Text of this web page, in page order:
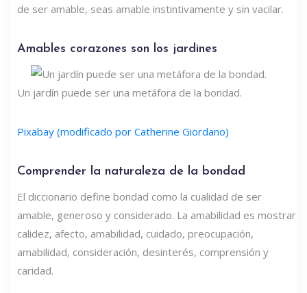
de ser amable, seas amable instintivamente y sin vacilar.
Amables corazones son los jardines
Un jardín puede ser una metáfora de la bondad.
Pixabay (modificado por Catherine Giordano)
Comprender la naturaleza de la bondad
El diccionario define bondad como la cualidad de ser
amable, generoso y considerado. La amabilidad es mostrar
calidez, afecto, amabilidad, cuidado, preocupación,
amabilidad, consideración, desinterés, comprensión y
caridad.